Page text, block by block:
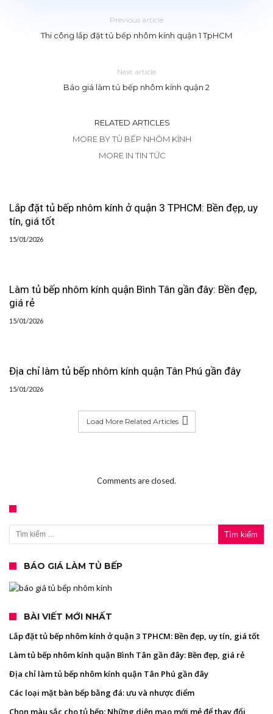
Previous article
Thi công lắp đặt tủ bếp nhôm kính quận 1 TpHCM
Next article
Báo giá làm tủ bếp nhôm kính quận 2
RELATED ARTICLES
MORE BY TỦ BẾP NHÔM KÍNH
MORE IN TIN TỨC
Lắp đặt tủ bếp nhôm kính ở quận 3 TPHCM: Bền đẹp, uy
tín, giá tốt
15/01/2026
Làm tủ bếp nhôm kính quận Bình Tân gần đây: Bền đẹp,
giá rẻ
15/01/2026
Địa chỉ làm tủ bếp nhôm kính quận Tân Phú gần đây
15/01/2026
Load More Related Articles
Comments are closed.
Tìm kiếm cho:
BÁO GIÁ LÀM TỦ BẾP
BÀI VIẾT MỚI NHẤT
Lắp đặt tủ bếp nhôm kính ở quận 3 TPHCM: Bền đẹp, uy tín, giá tốt
Làm tủ bếp nhôm kính quận Bình Tân gần đây: Bền đẹp, giá rẻ
Địa chỉ làm tủ bếp nhôm kính quận Tân Phú gần đây
Các loại mặt bàn bếp bằng đá: ưu và nhược điểm
Chọn màu sắc cho tủ bếp: Những diện mạo mới mẻ để thay đổi